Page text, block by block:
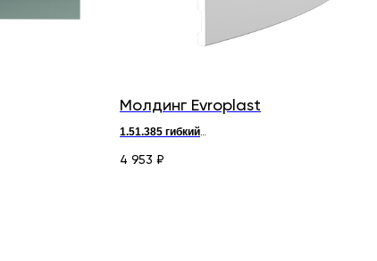
Молдинг Evroplast
1.51.385 гибкий
4 953 ₽